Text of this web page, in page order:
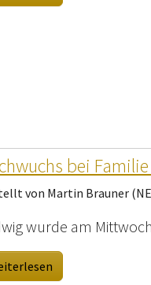
bei
von Martin Brauner
wurde am